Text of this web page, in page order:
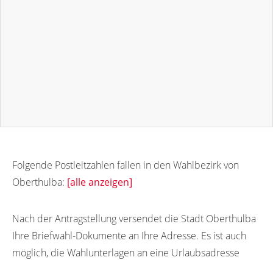
Folgende Postleitzahlen fallen in den Wahlbezirk von
Oberthulba: [alle anzeigen]
Nach der Antragstellung versendet die Stadt Oberthulba
Ihre Briefwahl-Dokumente an Ihre Adresse. Es ist auch
möglich, die Wahlunterlagen an eine Urlaubsadresse